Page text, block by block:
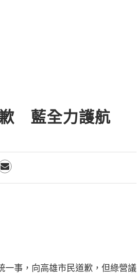
歉 藍全力護航
一事，向高雄市民道歉，但綠營議